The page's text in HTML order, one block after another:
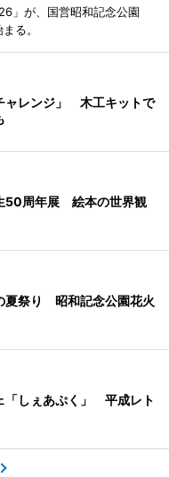
」が、国営昭和記念公園
る。
ャレンジ」 木工キットで
50周年展 絵本の世界観
夏祭り 昭和記念公園花火
「しぇあぷく」 平成レト